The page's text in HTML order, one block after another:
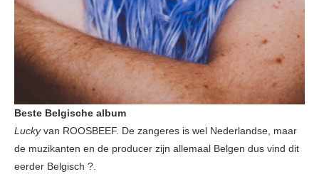
Beste Belgische album
Luckyvan ROOSBEEF. De zangeres is wel Nederlandse, maar
de muzikanten en de producer zijn allemaal Belgen dus vind dit
eerder Belgisch ?.